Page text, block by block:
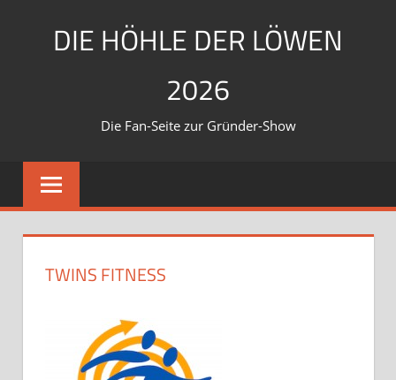
DIE HÖHLE DER LÖWEN
2026
Die Fan-Seite zur Gründer-Show
TWINS FITNESS